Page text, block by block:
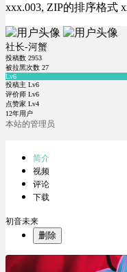
xxx.003, ZIP的排序格式
社长-河蟹
投稿数 2953
被拉黑次数 27
Lv6
投稿主 Lv6
评价师 Lv6
点赞家 Lv4
12年用户
本站的管理员
简介
视频
评论
下载
初音未来
删除